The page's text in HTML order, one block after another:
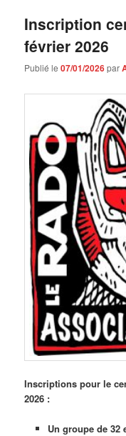
Inscription
février 2026
Publié le07/01/2026par
Inscriptions pour le
2026 :
Un groupe de 32